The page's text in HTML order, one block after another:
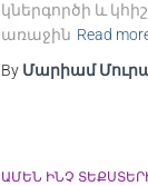
կներգործի և
առաջին Read
By Մարիամ
ԱՄԵՆ ԻՆՉ